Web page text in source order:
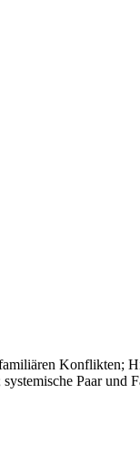
Konflikten;
Paar und